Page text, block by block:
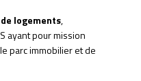
logements,
ayant pour mission
parc immobilier et de